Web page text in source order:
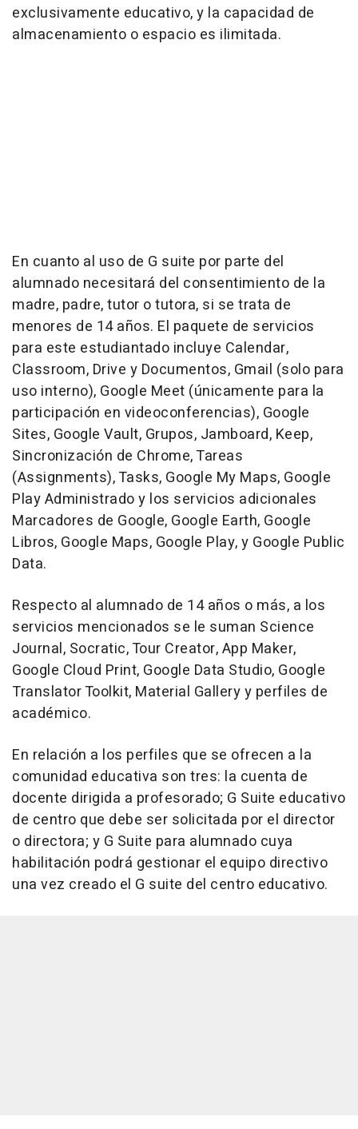
exclusivamente educativo, y la capacidad de
almacenamiento o espacio es ilimitada.
En cuanto al uso de G suite por parte del
alumnado necesitará del consentimiento de la
madre, padre, tutor o tutora, si se trata de
menores de 14 años. El paquete de servicios
para este estudiantado incluye Calendar,
Classroom, Drive y Documentos, Gmail (solo para
uso interno), Google Meet (únicamente para la
participación en videoconferencias), Google
Sites, Google Vault, Grupos, Jamboard, Keep,
Sincronización de Chrome, Tareas
(Assignments), Tasks, Google My Maps, Google
Play Administrado y los servicios adicionales
Marcadores de Google, Google Earth, Google
Libros, Google Maps, Google Play, y Google Public
Data.
Respecto al alumnado de 14 años o más, a los
servicios mencionados se le suman Science
Journal, Socratic, Tour Creator, App Maker,
Google Cloud Print, Google Data Studio, Google
Translator Toolkit, Material Gallery y perfiles de
académico.
En relación a los perfiles que se ofrecen a la
comunidad educativa son tres: la cuenta de
docente dirigida a profesorado; G Suite educativo
de centro que debe ser solicitada por el director
o directora; y G Suite para alumnado cuya
habilitación podrá gestionar el equipo directivo
una vez creado el G suite del centro educativo.